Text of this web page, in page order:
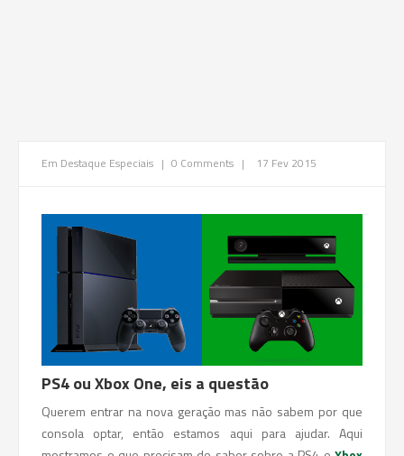
Em Destaque Especiais | 0 Comments | 17 Fev 2015
PS4 ou Xbox One, eis a questão
Querem entrar na nova geração mas não sabem por que
consola optar, então estamos aqui para ajudar. Aqui